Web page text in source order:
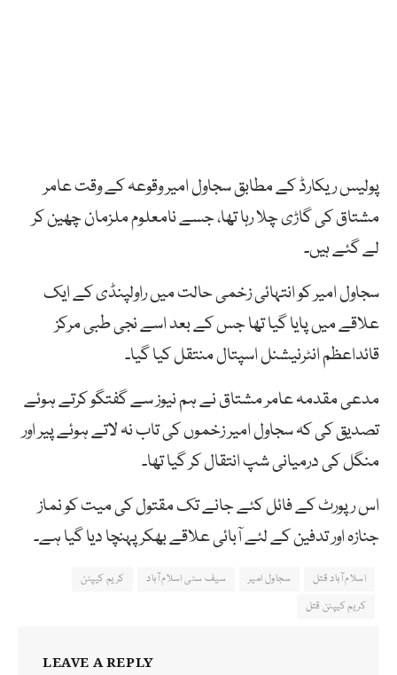
پولیس ریکارڈ کے مطابق سجاول امیر وقوعہ کے وقت عامر
مشتاق کی گاڑی چلا رہا تھا، جسے نامعلوم ملزمان چھین کر
لے گئے ہیں۔
سجاول امیر کو انتہائی زخمی حالت میں راولپنڈی کے ایک
علاقے میں پایا گیا تھا جس کے بعد اسے نجی طبی مرکز
قائداعظم انٹرنیشنل اسپتال منتقل کیا گیا۔
مدعی مقدمہ عامر مشتاق نے ہم نیوز سے گفتگو کرتے ہوئے
تصدیق کی کہ سجاول امیر زخموں کی تاب نہ لاتے ہوئے پیر اور
منگل کی درمیانی شپ انتقال کر گیا تھا۔
اس رپورٹ کے فائل کئے جانے تک مقتول کی میت کو نماز
جنازہ اور تدفین کے لئے آبائی علاقے بھکر پہنچا دیا گیا ہے۔
اسلام آباد قتل سجاول امیر سیف سٹی اسلام آباد
کریم کیپٹن
کریم کیپٹن قتل
LEAVE A REPLY